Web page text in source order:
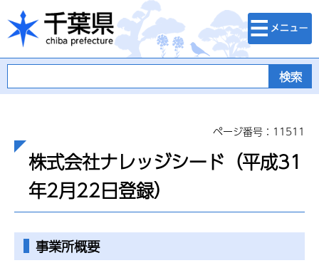
千葉県
検索・メニュ
ー
ページ番号：11511
株式会社ナレッジシード（平成31
年2月22日登録）
事業所概要